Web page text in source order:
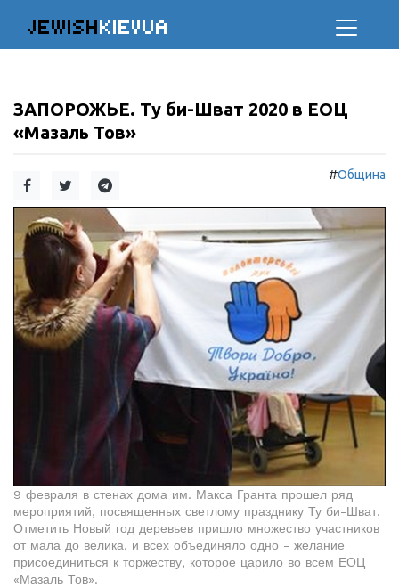
JEWISHKIEVUA
ЗАПОРОЖЬЕ. Ту би-Шват 2020 в ЕОЦ
«Мазаль Тов»
#Община
9 февраля в стенах дома им. Макса Гранта прошел ряд
мероприятий, посвященных светлому празднику Ту би-Шват.
Отметить Новый год деревьев пришло множество участников
от мала до велика, и всех объединяло одно - желание
присоединиться к торжеству, которое царило во всем ЕОЦ
«Мазаль Тов».